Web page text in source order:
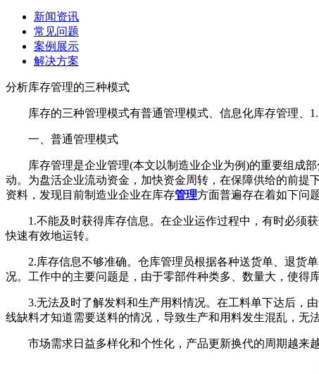
新闻资讯
常见问题
案例展示
解决方案
分析库存管理的三种模式
库存的三种管理模式有普通管理模式、信息化库存管理、
一、普通管理模式
库存管理是企业管理(本文以制造业企业为例)的重要组成部
动。为盘活企业流动资金，加快资金周转，在保障供给的前提
资料，发现目前制造业企业在库存管理方面普遍存在着如下问题
1.不能及时获得库存信息。在企业运作过程中，有时必须获
快速有效地运转。
2.库存信息不够准确。仓库管理员根据各种送货单、退货单
况。工作中的主要问题是，由于零部件种类多、数量大，使得
3.无法及时了解发料和生产用料情况。在工料单下达后，由
线缺料才知道需要送料的情况，导致生产和用料发生混乱，无
市场需求日益多样化和个性化，产品更新换代的周期越来越